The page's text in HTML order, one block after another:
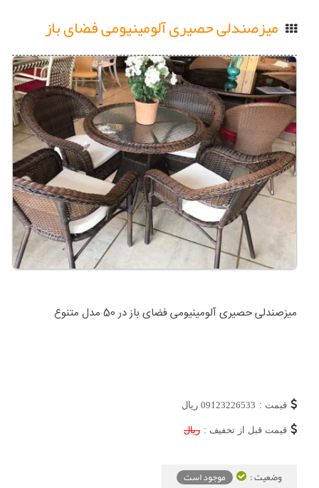
میزصندلی حصیری آلومینیومی فضای باز
میزصندلی حصیری آلومینیومی فضای باز در 50 مدل متنوع
قیمت : 09123226533 ریال
قیمت قبل از تخفیف : ریال
وضعیت : موجود است